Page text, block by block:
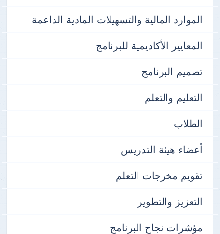
الموارد المالية والتسهيلات المادية الداعمة
المعايير الأكاديمية للبرنامج
تصميم البرنامج
التعليم والتعلم
الطلاب
أعضاء هيئة التدريس
تقويم مخرجات التعلم
التعزيز والتطوير
مؤشرات نجاح البرنامج